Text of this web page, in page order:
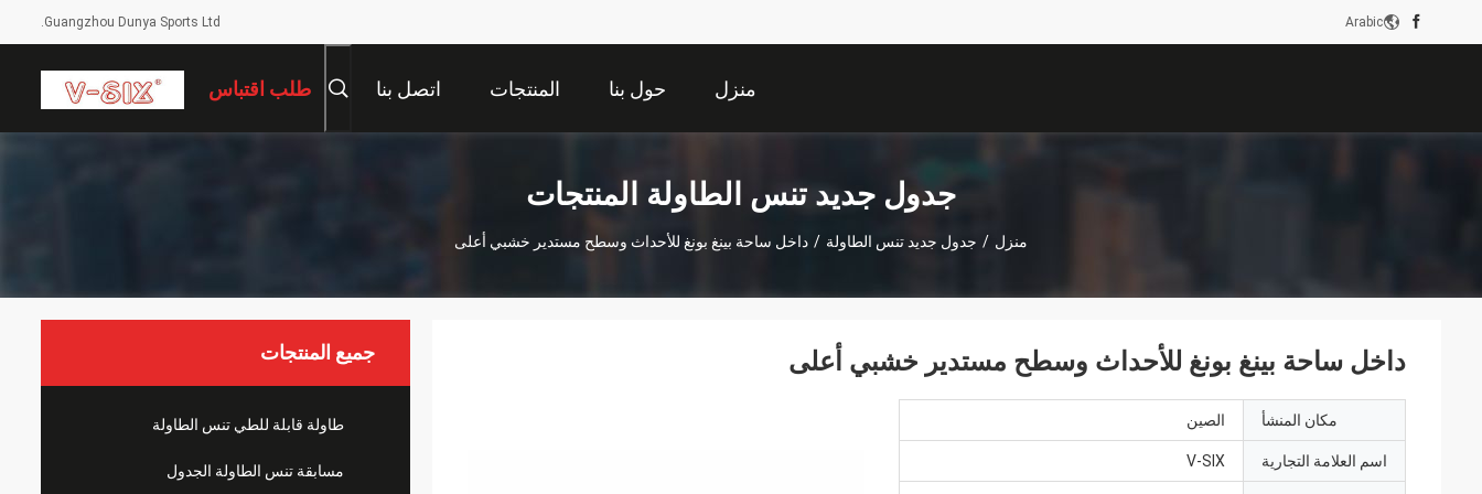
Guangzhou Dunya Sports Ltd. Arabic
منزل حول بنا المنتجات اتصل بنا طلب اقتباس
جدول جديد تنس الطاولة المنتجات
منزل / جدول جديد تنس الطاولة / داخل ساحة بينغ بونغ للأحداث وسطح مستدير خشبي أعلى
جميع المنتجات
طاولة قابلة للطي تنس الطاولة
مسابقة تنس الطاولة الجدول
داخل ساحة بينغ بونغ للأحداث وسطح مستدير خشبي أعلى
مكان المنشأ الصين
اسم العلامة التجارية V-SIX